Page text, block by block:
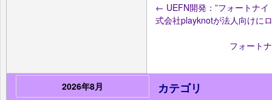
← UEFN開発：”フォートナ
式会社playknotが法人向けに
フォート
2026年8月
カテゴリ